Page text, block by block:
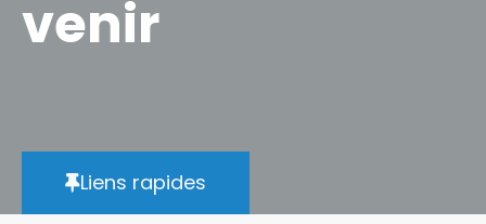
venir
Liens rapides